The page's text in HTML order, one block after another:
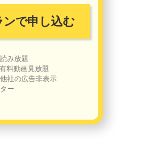
ンで申し込む
み放題
料動画見放題
社の広告非表示
ー